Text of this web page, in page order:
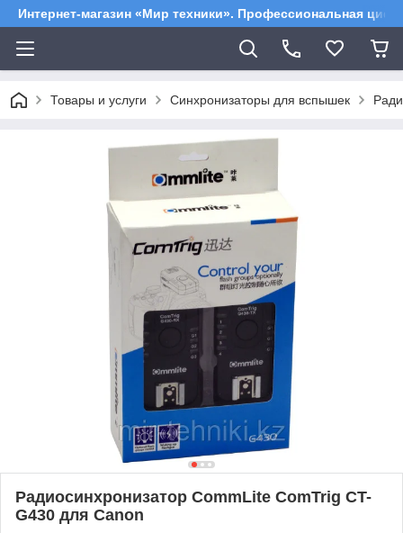
Интернет-магазин «Мир техники». Профессиональная
Товары и услуги Синхронизаторы для вспышек
Радиосинхронизатор CommLite ComTrig CT-
G430 для Canon